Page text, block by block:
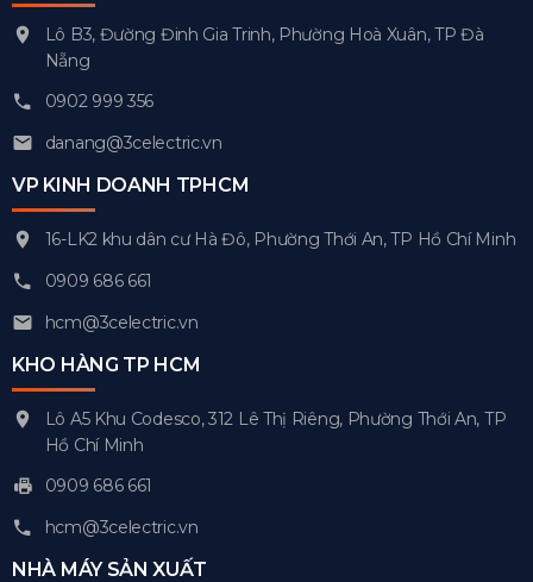
Lô B3, Đường Đinh Gia Trinh, Phường Hoà Xuân, TP Đà
Nẵng
0902 999 356
danang@3celectric.vn
VP KINH DOANH TPHCM
16-LK2 khu dân cư Hà Đô, Phường Thới An, TP Hồ Chí Minh
0909 686 661
hcm@3celectric.vn
KHO HÀNG TP HCM
Lô A5 Khu Codesco, 312 Lê Thị Riêng, Phường Thới An, TP
Hồ Chí Minh
0909 686 661
hcm@3celectric.vn
NHÀ MÁY SẢN XUẤT